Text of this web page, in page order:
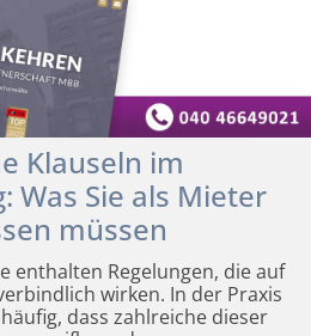
Klauseln im
Was Sie als Mieter
müssen
enthalten Regelungen, die auf
wirken. In der Praxis
dass zahlreiche dieser